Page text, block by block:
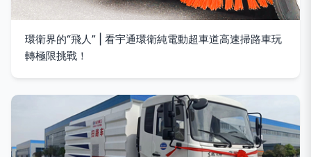
環衛界的“飛人” | 看宇通環衛純電動超車道高速掃路車玩
轉極限挑戰！